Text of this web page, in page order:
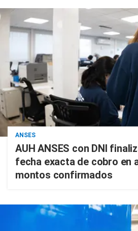
ANSES
AUH ANSES con DNI
fecha exacta de cobro en
montos confirmados